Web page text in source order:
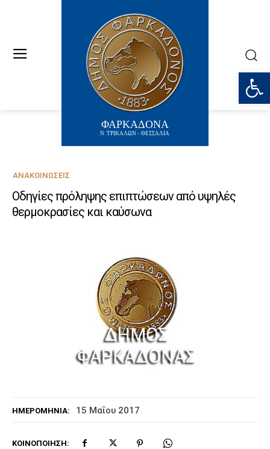
ΦΑΡΚΑΔΟΝΑ
Ν. ΤΡΙΚΑΛΩΝ - ΘΕΣΣΑΛΙΑ
ΗΜΕΡΟΜΗΝΊΑ: 15 Μαΐου 2017
ΚΟΙΝΟΠΟΊΗΣΗ:
ΑΝΑΚΟΙΝΏΣΕΙΣ
Οδηγίες πρόληψης επιπτώσεων από υψηλές
θερμοκρασίες και καύσωνα